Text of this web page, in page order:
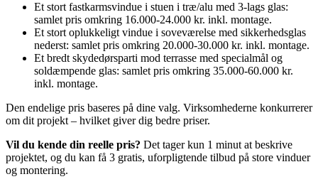
Et stort fastkarmsvindue i stuen i træ/alu med 3-lags glas:
samlet pris omkring 16.000-24.000 kr. inkl. montage.
Et stort oplukkeligt vindue i soveværelse med sikkerhedsglas
nederst: samlet pris omkring 20.000-30.000 kr. inkl. montage.
Et bredt skydedørsparti mod terrasse med specialmål og
soldæmpende glas: samlet pris omkring 35.000-60.000 kr.
inkl. montage.
Den endelige pris baseres på dine valg. Virksomhederne konkurrerer
om dit projekt – hvilket giver dig bedre priser.
Vil du kende din reelle pris? Det tager kun 1 minut at beskrive
projektet, og du kan få 3 gratis, uforpligtende tilbud på store vinduer
og montering.